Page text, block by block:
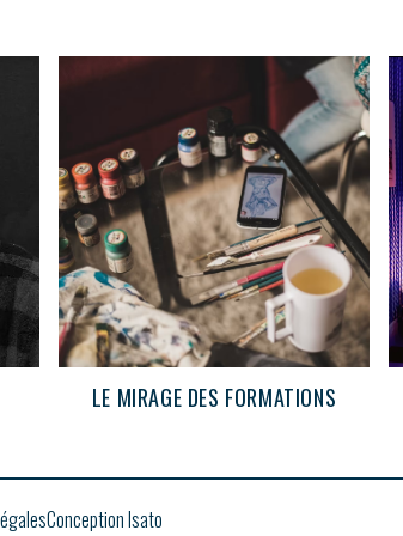
LE MIRAGE DES FORMATIONS
Conception Isato